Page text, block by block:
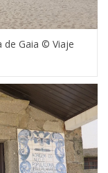
de Gaia © Viaje